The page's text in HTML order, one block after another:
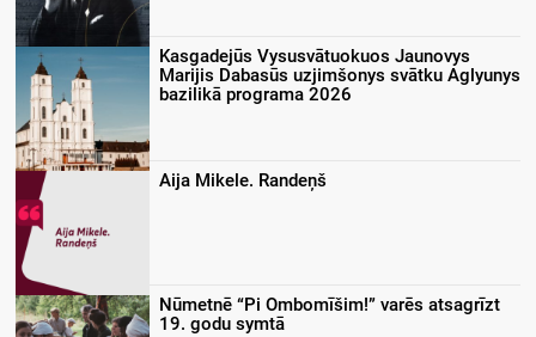
Kasgadejūs Vysusvātuokuos Jaunovys
Marijis Dabasūs uzjimšonys svātku Aglyunys
bazilikā programa 2026
Aija Mikele. Randeņš
Nūmetnē “Pi Ombomīšim!” varēs atsagrīzt
19. godu symtā